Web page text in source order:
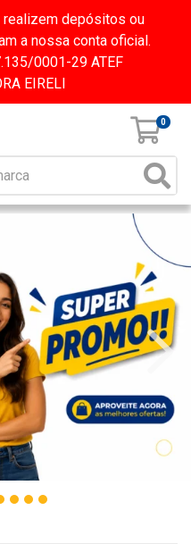
realizem depósitos ou
a nossa conta oficial.
0001-29 ATEF
EIRELI
0